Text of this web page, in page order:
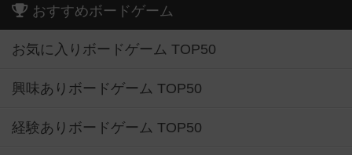
おすすめボードゲーム
お気に入りボードゲーム TOP50
興味ありボードゲーム TOP50
経験ありボードゲーム TOP50